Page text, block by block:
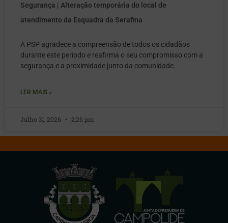
Segurança | Alteração temporária do local de
atendimento da Esquadra da Serafina
A PSP agradece a compreensão de todos os cidadãos
durante este período e reafirma o seu compromisso com a
segurança e a proximidade junto da comunidade.
LER MAIS »
Julho 31, 2026 2:26 pm